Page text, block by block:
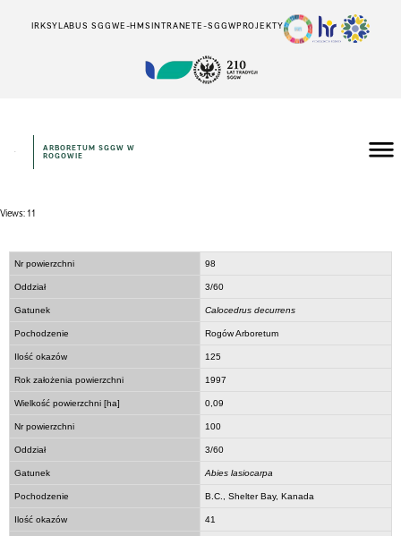
IRKSYLABUS SGGWE-HMSINTRANETE-SGGWPROJEKTY
ARBORETUM SGGW W
ROGOWIE
Views: 11
Nr powierzchni 98
Oddział 3/60
Gatunek Calocedrus decurrens
Pochodzenie Rogów Arboretum
Ilość okazów 125
Rok założenia powierzchni 1997
Wielkość powierzchni [ha] 0,09
Nr powierzchni 100
Oddział 3/60
Gatunek Abies lasiocarpa
Pochodzenie B.C., Shelter Bay, Kanada
Ilość okazów 41